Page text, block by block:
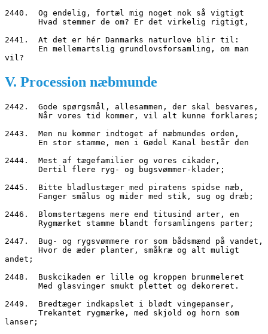
2440.  Og endelig, fortæl mig noget nok så vigtigt
       Hvad stemmer de om? Er det virkelig rigtigt,
2441.  At det er hér Danmarks naturlove blir til:
vil?
V. Procession næbmunde
2442.  Gode spørgsmål, allesammen, der skal besvares,
       Når vores tid kommer, vil alt kunne forklares;
2443.  Men nu kommer indtoget af næbmundes orden,
       En stor stamme, men i Gødel Kanal består den
2444.  Mest af tægefamilier og vores cikader,
       Dertil flere ryg- og bugsvømmer-klader;
2445.  Bitte bladlustæger med piratens spidse næb,
       Fanger smålus og mider med stik, sug og dræb;
2446.  Blomstertægens mere end titusind arter, en
       Rygmærket stamme blandt forsamlingens parter;
2447.  Bug- og rygsvømmere ror som bådsmænd på vandet,
andet;
2448.  Buskcikaden er lille og kroppen brunmeleret
       Med glasvinger smukt plettet og dekoreret.
2449.  Bredtæger indkapslet i blødt vingepanser,
lanser;